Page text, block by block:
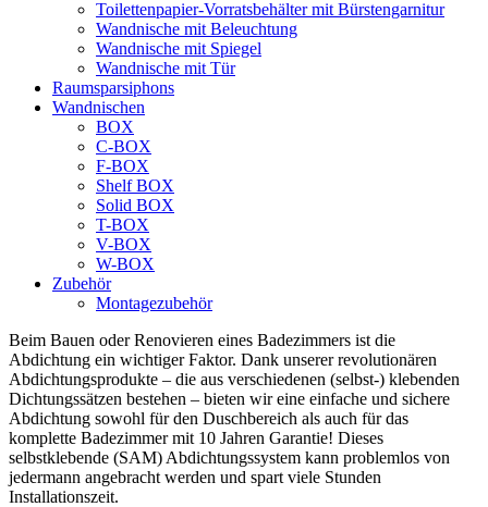
Toilettenpapier-Vorratsbehälter mit Bürstengarnitur
Wandnische mit Beleuchtung
Wandnische mit Spiegel
Wandnische mit Tür
Raumsparsiphons
Wandnischen
BOX
C-BOX
F-BOX
Shelf BOX
Solid BOX
T-BOX
V-BOX
W-BOX
Zubehör
Montagezubehör
Beim Bauen oder Renovieren eines Badezimmers ist die
Abdichtung ein wichtiger Faktor. Dank unserer revolutionären
Abdichtungsprodukte – die aus verschiedenen (selbst-) klebenden
Dichtungssätzen bestehen – bieten wir eine einfache und sichere
Abdichtung sowohl für den Duschbereich als auch für das
komplette Badezimmer mit 10 Jahren Garantie! Dieses
selbstklebende (SAM) Abdichtungssystem kann problemlos von
jedermann angebracht werden und spart viele Stunden
Installationszeit.